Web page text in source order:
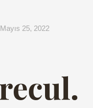
Mayıs 25, 2022